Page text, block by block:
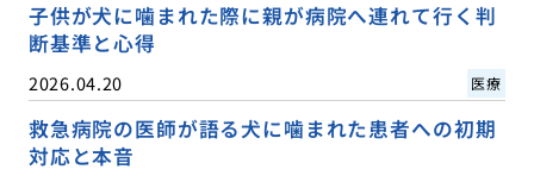
子供が犬に噛まれた際に親が病院へ連れて行く判
断基準と心得
2026.04.20 医療
救急病院の医師が語る犬に噛まれた患者への初期
対応と本音